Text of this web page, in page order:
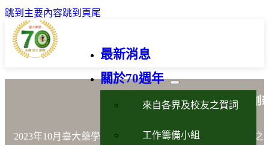
跳到主要內容跳到頁尾
最新消息
關於70週年
來自各界及校友之賀詞
工作籌備小組
藥學永續活力創
2023年10月臺大藥學70週年以藥學「永續、活力、創新」
之